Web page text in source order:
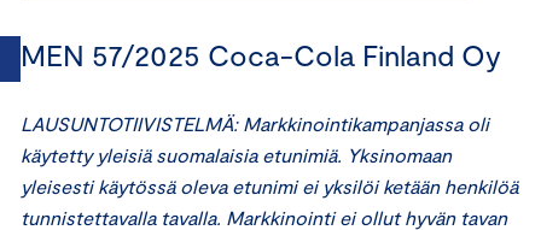
MEN 57/2025 Coca-Cola Finland Oy
LAUSUNTOTIIVISTELMÄ: Markkinointikampanjassa oli
käytetty yleisiä suomalaisia etunimiä. Yksinomaan
yleisesti käytössä oleva etunimi ei yksilöi ketään henkilöä
tunnistettavalla tavalla. Markkinointi ei ollut hyvän tavan